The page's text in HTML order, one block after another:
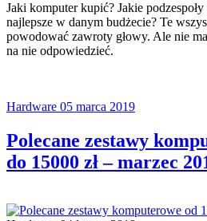
Jaki komputer kupić? Jakie
najlepsze w danym budżecie? Te
powodować zawroty głowy. Ale nie
na nie odpowiedzieć.
Hardware 05 marca 2019
Polecane zestawy
do 15000 zł – marzec